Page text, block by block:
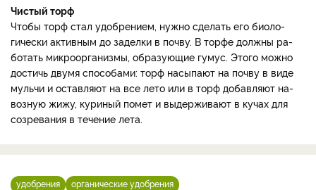
Чистый торф
Чтобы торф стал удобрени­ем, нужно сделать его биоло­
гически активным до заделки в почву. В торфе должны ра­
ботать микроорганизмы, об­разующие гумус. Этого мож­но
достичь двумя способами: торф насыпают на почву в ви­де
мульчи и оставляют на все лето или в торф добавляют на­
возную жижу, куриный помет и выдерживают в кучах для
со­зревания в течение лета.
удобрения органические удобрения